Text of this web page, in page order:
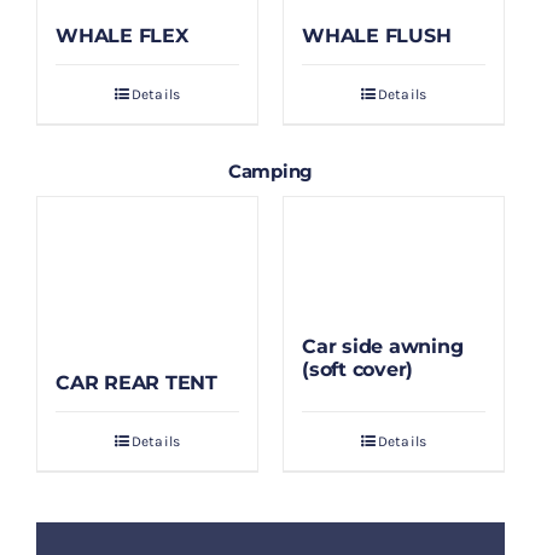
WHALE FLEX
Details
WHALE FLUSH
Details
Camping
CAR REAR TENT
Details
Car side awning
(soft cover)
Details